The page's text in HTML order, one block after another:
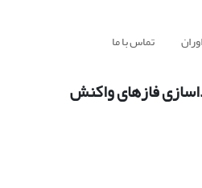
تماس با ما
فازهای واکنش